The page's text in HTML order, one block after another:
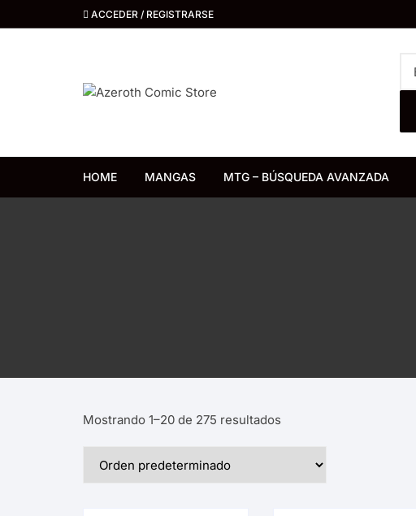
al
ACCEDER / REGISTRARSE
HOME MANGAS
Planeta Comics Mangas
Utopia
MTG – BÚSQUEDA AVANZADA
Mostrando 1–20 de 275 resultados